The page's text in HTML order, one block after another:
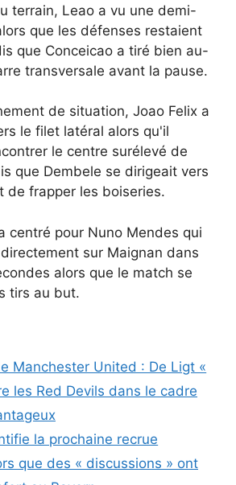
terrain, Leao a vu une demi-
que les défenses restaient
que Conceicao a tiré bien au-
transversale avant la pause.
de situation, Joao Felix a
le filet latéral alors qu'il
le centre surélevé de
que Dembele se dirigeait vers
de frapper les boiseries.
centré pour Nuno Mendes qui
sur Maignan dans
alors que le match se
tirs au but.
Manchester United : De Ligt «
les Red Devils dans le cadre
la prochaine recrue
que des « discussions » ont